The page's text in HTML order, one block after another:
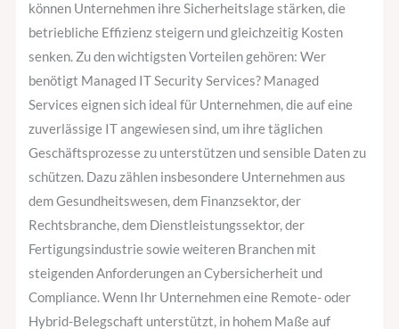
können Unternehmen ihre Sicherheitslage stärken, die
betriebliche Effizienz steigern und gleichzeitig Kosten
senken. Zu den wichtigsten Vorteilen gehören: Wer
benötigt Managed IT Security Services? Managed
Services eignen sich ideal für Unternehmen, die auf eine
zuverlässige IT angewiesen sind, um ihre täglichen
Geschäftsprozesse zu unterstützen und sensible Daten zu
schützen. Dazu zählen insbesondere Unternehmen aus
dem Gesundheitswesen, dem Finanzsektor, der
Rechtsbranche, dem Dienstleistungssektor, der
Fertigungsindustrie sowie weiteren Branchen mit
steigenden Anforderungen an Cybersicherheit und
Compliance. Wenn Ihr Unternehmen eine Remote- oder
Hybrid-Belegschaft unterstützt, in hohem Maße auf